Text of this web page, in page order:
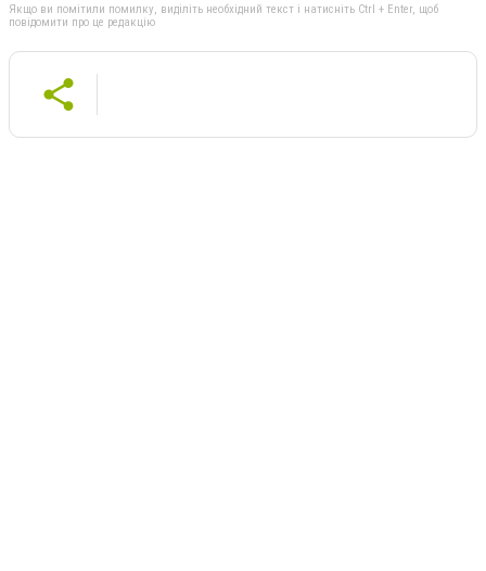
Якщо ви помітили помилку, виділіть необхідний текст і натисніть Ctrl + Enter, щоб
повідомити про це редакцію